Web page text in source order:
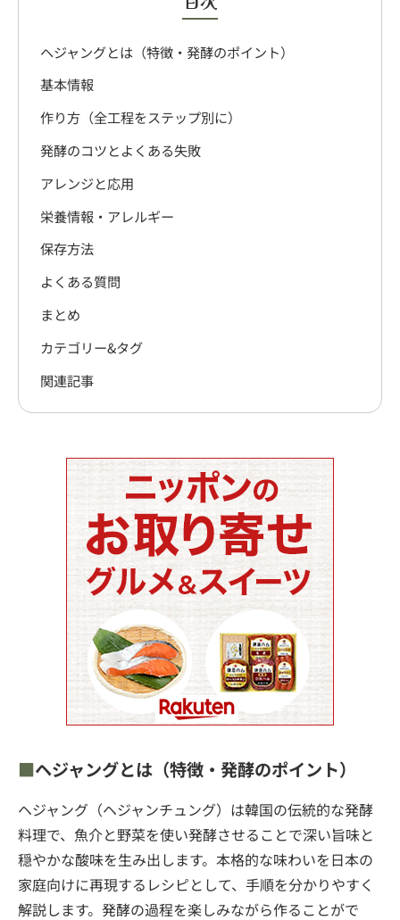
ヘジャングとは（特徴・発酵のポイント）
基本情報
作り方（全工程をステップ別に）
発酵のコツとよくある失敗
アレンジと応用
栄養情報・アレルギー
保存方法
よくある質問
まとめ
カテゴリー&タグ
関連記事
ヘジャングとは（特徴・発酵のポイント）
ヘジャング（ヘジャンチュング）は韓国の伝統的な発酵
料理で、魚介と野菜を使い発酵させることで深い旨味と
穏やかな酸味を生み出します。本格的な味わいを日本の
家庭向けに再現するレシピとして、手順を分かりやすく
解説します。発酵の過程を楽しみながら作ることがで